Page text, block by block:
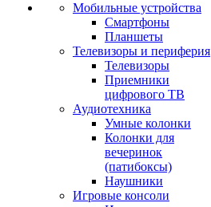
Мобильные устройства
Смартфоны
Планшеты
Телевизоры и периферия
Телевизоры
Приемники
цифрового ТВ
Аудиотехника
Умные колонки
Колонки для
вечеринок
(патибоксы)
Наушники
Игровые консоли